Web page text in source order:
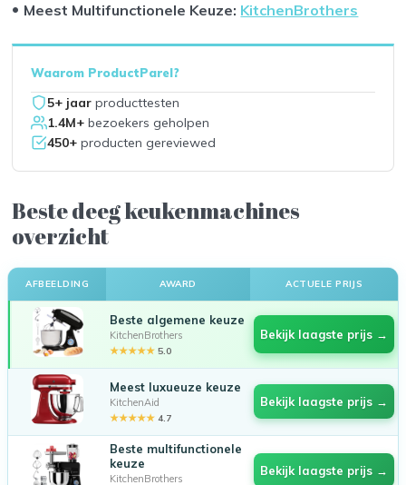
Meest Multifunctionele Keuze: KitchenBrothers
Waarom ProductParel?
5+ jaar producttesten
1.4M+ bezoekers geholpen
450+ producten gereviewed
Beste deeg keukenmachines
overzicht
AFBEELDING AWARD ACTUELE PRIJS
Beste algemene keuze
KitchenBrothers
★★★★★ 5.0
Bekijk laagste prijs →
Meest luxueuze keuze
KitchenAid
★★★★★ 4.7
Bekijk laagste prijs →
Beste multifunctionele
keuze
KitchenBrothers
Bekijk laagste prijs →